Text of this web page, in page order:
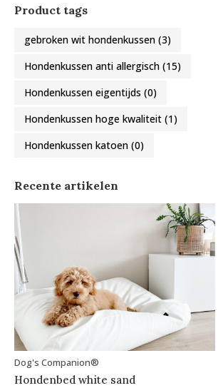
Product tags
gebroken wit hondenkussen (3)
Hondenkussen anti allergisch (15)
Hondenkussen eigentijds (0)
Hondenkussen hoge kwaliteit (1)
Hondenkussen katoen (0)
Recente artikelen
Dog's Companion®
Hondenbed white sand